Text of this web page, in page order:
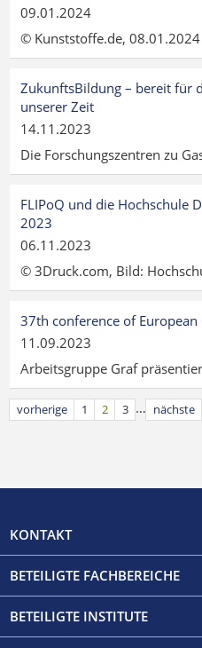
09.01.2024
© Kunststoffe.de, 08.01.2024
Details
ZukunftsBildung – bereit für
unserer Zeit
14.11.2023
Die Forschungszentren zu
Details
FLIPoQ und die Hochschule
2023
06.11.2023
© 3Druck.com, Bild:
Details
37th conference of
11.09.2023
Arbeitsgruppe Graf
Details
vorherige 1 2 3 … nächste
KONTAKT
BETEILIGTE FACHBEREICHE
BETEILIGTE INSTITUTE